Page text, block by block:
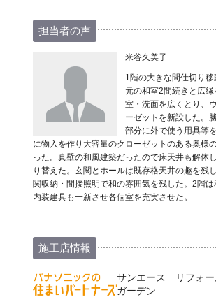
担当者の声
米谷久美子
1階の大きな間仕切り移
元の和室2間続きと広
室・洗面を広くとり、
ーゼットを新設した。
部分に外で使う用具等
に物入を作り大容量のクローゼットのある奥様
った。真壁の和風建築だったので床天井も解体
り替えた。玄関とホールは既存格天井の趣を残
関収納・間接照明で和の雰囲気を残した。2階は
内装建具も一新させ各個室を充実させた。
施工店情報
サンエース リフォ
ガーデン